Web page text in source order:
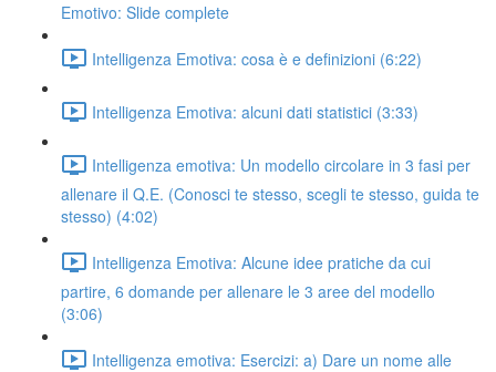
Emotivo: Slide complete
Intelligenza Emotiva: cosa è e definizioni (6:22)
Intelligenza Emotiva: alcuni dati statistici (3:33)
Intelligenza emotiva: Un modello circolare in 3 fasi per
allenare il Q.E. (Conosci te stesso, scegli te stesso, guida te
stesso) (4:02)
Intelligenza Emotiva: Alcune idee pratiche da cui
partire, 6 domande per allenare le 3 aree del modello
(3:06)
Intelligenza emotiva: Esercizi: a) Dare un nome alle